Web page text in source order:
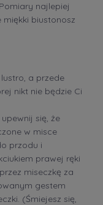
najlepiej
biustonosz
a przede
nikt nie będzie Ci
się, że
w misce
przodu i
prawej ręki
miseczkę za
gestem
(Śmiejesz się,